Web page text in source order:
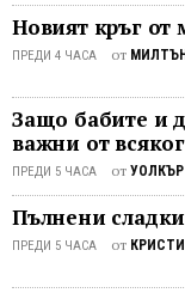
Новият кръг от
ПРЕДИ 4 ЧАСА от
Защо бабите и
важни от
ПРЕДИ 5 ЧАСА от
Пълнени
ПРЕДИ 5 ЧАСА от